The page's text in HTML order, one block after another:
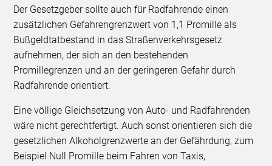
Der Gesetzgeber sollte auch für Radfahrende einen
zusätzlichen Gefahrengrenzwert von 1,1 Promille als
Bußgeldtatbestand in das Straßenverkehrsgesetz
aufnehmen, der sich an den bestehenden
Promillegrenzen und an der geringeren Gefahr durch
Radfahrende orientiert.
Eine völlige Gleichsetzung von Auto- und Radfahrenden
wäre nicht gerechtfertigt. Auch sonst orientieren sich die
gesetzlichen Alkoholgrenzwerte an der Gefährdung, zum
Beispiel Null Promille beim Fahren von Taxis,